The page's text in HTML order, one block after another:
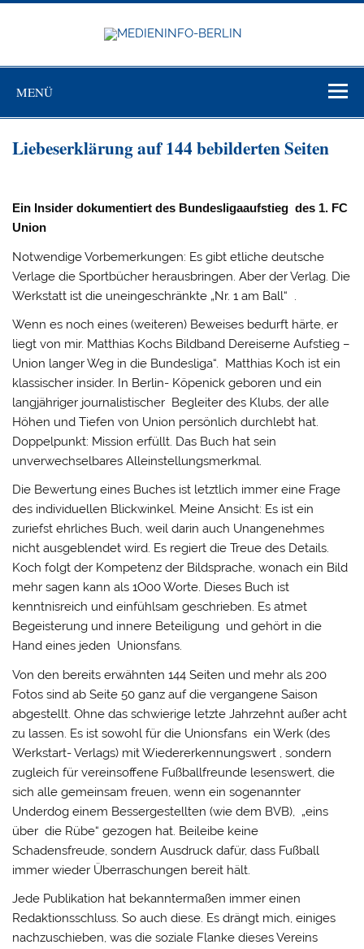
Zum
MENÜ
Liebeserklärung auf 144 bebilderten Seiten
Ein Insider dokumentiert des Bundesligaaufstieg des 1. FC
Union
Notwendige Vorbemerkungen: Es gibt etliche deutsche
Verlage die Sportbücher herausbringen. Aber der Verlag. Die
Werkstatt ist die uneingeschränkte „Nr. 1 am Ball“ .
Wenn es noch eines (weiteren) Beweises bedurft härte, er
liegt von mir. Matthias Kochs Bildband Dereiserne Aufstieg –
Union langer Weg in die Bundesliga“. Matthias Koch ist ein
klassischer insider. In Berlin- Köpenick geboren und ein
langjähriger journalistischer Begleiter des Klubs, der alle
Höhen und Tiefen von Union persönlich durchlebt hat.
Doppelpunkt: Mission erfüllt. Das Buch hat sein
unverwechselbares Alleinstellungsmerkmal.
Die Bewertung eines Buches ist letztlich immer eine Frage
des individuellen Blickwinkel. Meine Ansicht: Es ist ein
zuriefst ehrliches Buch, weil darin auch Unangenehmes
nicht ausgeblendet wird. Es regiert die Treue des Details.
Koch folgt der Kompetenz der Bildsprache, wonach ein Bild
mehr sagen kann als 1O00 Worte. Dieses Buch ist
kenntnisreich und einfühlsam geschrieben. Es atmet
Begeisterung und innere Beteiligung und gehört in die
Hand eines jeden Unionsfans.
Von den bereits erwähnten 144 Seiten und mehr als 200
Fotos sind ab Seite 50 ganz auf die vergangene Saison
abgestellt. Ohne das schwierige letzte Jahrzehnt außer acht
zu lassen. Es ist sowohl für die Unionsfans ein Werk (des
Werkstart- Verlags) mit Wiedererkennungswert , sondern
zugleich für vereinsoffene Fußballfreunde lesenswert, die
sich alle gemeinsam freuen, wenn ein sogenannter
Underdog einem Bessergestellten (wie dem BVB), „eins
über die Rübe“ gezogen hat. Beileibe keine
Schadensfreude, sondern Ausdruck dafür, dass Fußball
immer wieder Überraschungen bereit hält.
Jede Publikation hat bekanntermaßen immer einen
Redaktionsschluss. So auch diese. Es drängt mich, einiges
nachzuschieben, was die soziale Flanke dieses Vereins